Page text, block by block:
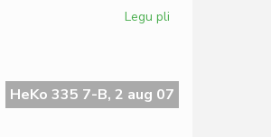
Legu pli
prezidanton
HeKo 335 7-B, 2 aug 07